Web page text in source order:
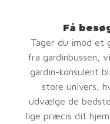
Få
Tager du imod et
fra gardinbussen,
gardin-konsulent
store univers,
udvælge de
lige præcis dit hjem